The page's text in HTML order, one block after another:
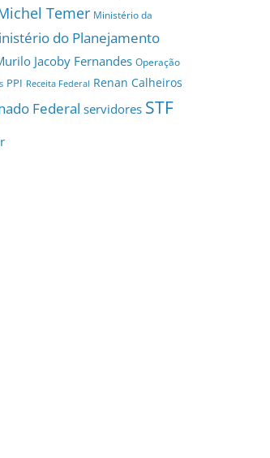
Temer Ministério da
do Planejamento
Jacoby Fernandes Operação
PPI Receita Federal Renan Calheiros
Federal servidores STF